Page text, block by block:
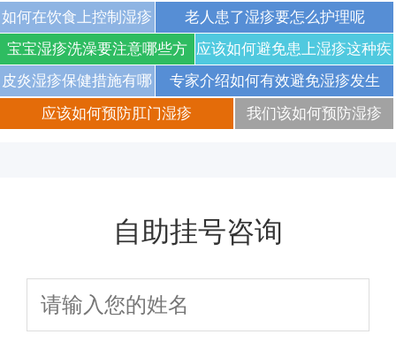
如何在饮食上控制湿疹
的发生
老人患了湿疹要怎么护理呢
宝宝湿疹洗澡要注意哪些方
面
应该如何避免患上湿疹这种疾
病
皮炎湿疹保健措施有哪
些呢
专家介绍如何有效避免湿疹发生
应该如何预防肛门湿疹
我们该如何预防湿疹
自助挂号咨询